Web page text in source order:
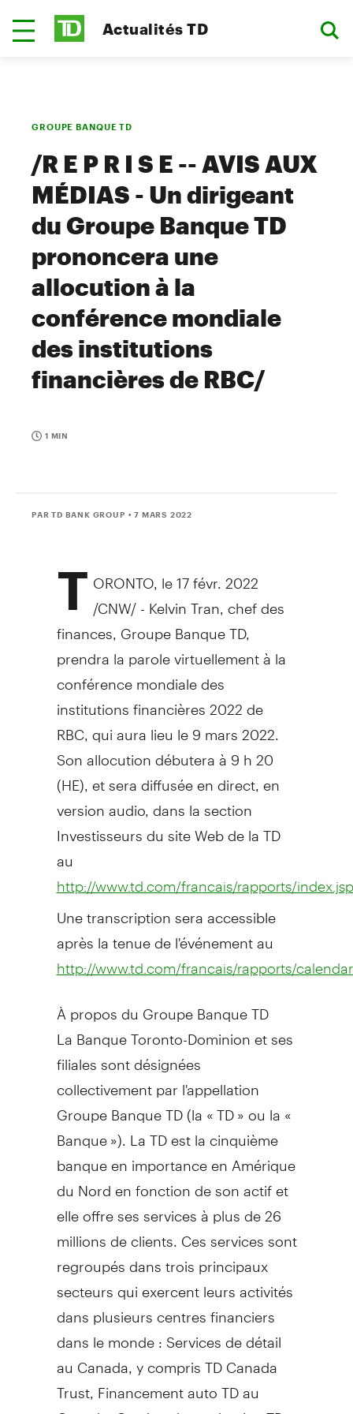
Actualités TD
GROUPE BANQUE TD
/R E P R I S E -- AVIS AUX
MÉDIAS - Un dirigeant
du Groupe Banque TD
prononcera une
allocution à la
conférence mondiale
des institutions
financières de RBC/
1 MIN
PAR TD BANK GROUP • 7 MARS 2022
T ORONTO, le 17 févr. 2022
/CNW/ - Kelvin Tran, chef des
finances, Groupe Banque TD,
prendra la parole virtuellement à la
conférence mondiale des
institutions financières 2022 de
RBC, qui aura lieu le 9 mars 2022.
Son allocution débutera à 9 h 20
(HE), et sera diffusée en direct, en
version audio, dans la section
Investisseurs du site Web de la TD
au
http://www.td.com/francais/rapports/index.jsp
Une transcription sera accessible
après la tenue de l'événement au
http://www.td.com/francais/rapports/
À propos du Groupe Banque TD
La Banque Toronto-Dominion et ses
filiales sont désignées
collectivement par l'appellation
Groupe Banque TD (la « TD » ou la «
Banque »). La TD est la cinquième
banque en importance en Amérique
du Nord en fonction de son actif et
elle offre ses services à plus de 26
millions de clients. Ces services sont
regroupés dans trois principaux
secteurs qui exercent leurs activités
dans plusieurs centres financiers
dans le monde : Services de détail
au Canada, y compris TD Canada
Trust, Financement auto TD au